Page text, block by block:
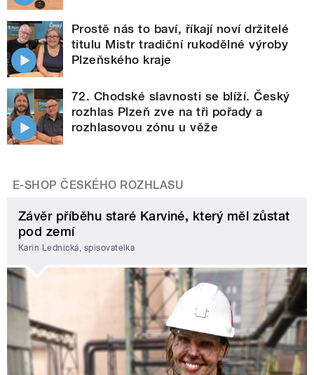
Prostě nás to baví, říkají noví držitelé
titulu Mistr tradiční rukodělné výroby
Plzeňského kraje
72. Chodské slavnosti se blíží. Český
rozhlas Plzeň zve na tři pořady a
rozhlasovou zónu u věže
E-SHOP ČESKÉHO ROZHLASU
Závěr příběhu staré Karviné, který měl zůstat
pod zemí
Karin Lednická, spisovatelka